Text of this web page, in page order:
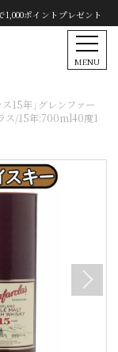
1,000ポイントプレゼント
MENU
15年」グレンファー
ス/15年:700ml40度1